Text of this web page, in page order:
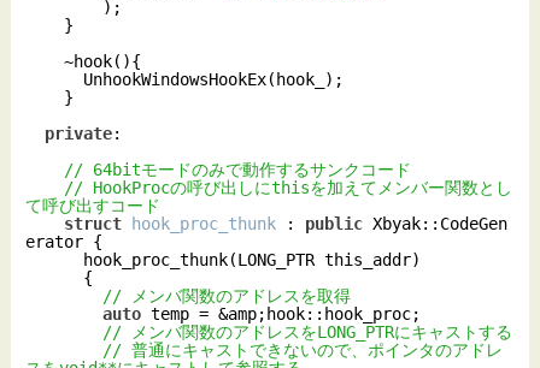
private:
// 64bitモードのみで動作するサンクコード
// HookProcの呼び出しにthisを加えてメンバー関数とし
て呼び出すコード
struct hook_proc_thunk : public Xbyak::CodeGen
erator {
// メンバ関数のアドレスを取得
auto temp = &amp;hook::hook_proc;
// メンバ関数のアドレスをLONG_PTRにキャストする
// 普通にキャストできないので、ポインタのアドレ